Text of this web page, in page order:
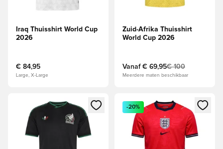
Iraq Thuisshirt World Cup
2026
€ 84,95
Large, X-Large
Zuid-Afrika Thuisshirt
World Cup 2026
Vanaf € 69,95€ 100
Meerdere maten beschikbaar
Opent een venster om in te loggen of je aan te melden als
Opent een venster om in te
-20%